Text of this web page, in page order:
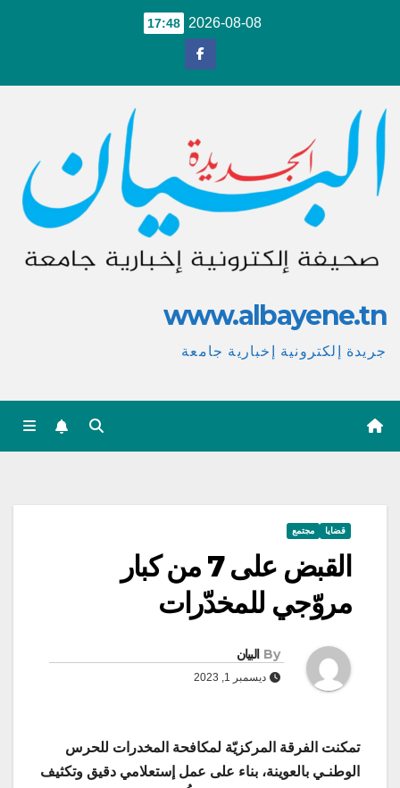
2026-08-08
17:48
www.albayene.tn
جريدة إلكترونية إخبارية جامعة
قضايا مجتمع
القبض على 7 من كبار
مروّجي للمخدّرات
By البيان
ديسمبر 1, 2023
تمكنت الفرقة المركزيّة لمكافحة المخدرات للحرس
الوطنـي بالعوينة، بناء على عمل إستعلامي دقيق وتكثيف